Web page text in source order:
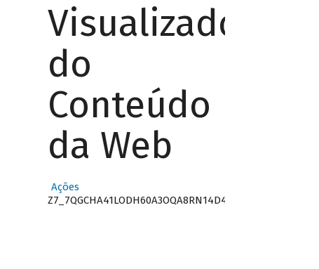
Visualizador
do
Conteúdo
da Web
Ações
Z7_7QGCHA41LODH60A3OQA8RN14D4